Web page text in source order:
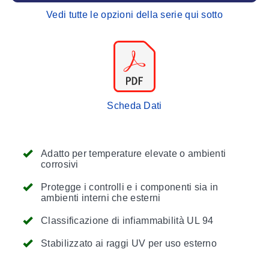
Adatto per temperature elevate o ambienti
corrosivi
Protegge i controlli e i componenti sia in
ambienti interni che esterni
Classificazione di infiammabilità UL 94
Stabilizzato ai raggi UV per uso esterno
Vedi tutte le opzioni della serie qui sotto
Scheda Dati